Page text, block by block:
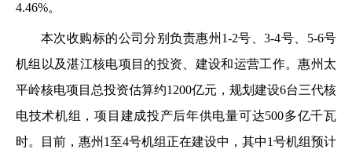
4.46%。
本次收购标的公司分别负责惠州1-2号、3-4号、5-6号
机组以及湛江核电项目的投资、建设和运营工作。惠州太
平岭核电项目总投资估算约1200亿元，规划建设6台三代核
电技术机组，项目建成投产后年供电量可达500多亿千瓦
时。目前，惠州1至4号机组正在建设中，其中1号机组预计